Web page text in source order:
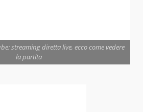
streaming diretta live, ecco come vedere
la partita